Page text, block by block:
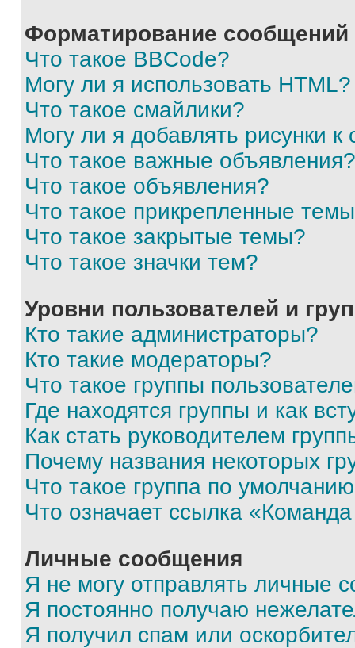
Форматирование
Что такое BBCode?
Могу ли я использовать HTML?
Что такое смайлики?
Могу ли я добавлять рисунки
Что такое важные объявления?
Что такое объявления?
Что такое прикрепленные
Что такое закрытые темы?
Что такое значки тем?
Уровни пользователей и
Кто такие администраторы?
Кто такие модераторы?
Что такое группы
Где находятся группы и как
Как стать руководителем
Почему названия некоторых
Что такое группа по
Что означает ссылка
Личные сообщения
Я не могу отправлять личные
Я постоянно получаю
Я получил спам или